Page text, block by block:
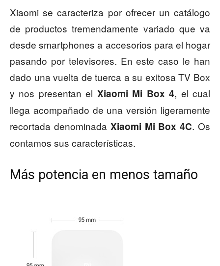
Xiaomi se caracteriza por ofrecer un catálogo
de productos tremendamente variado que va
desde smartphones a accesorios para el hogar
pasando por televisores. En este caso le han
dado una vuelta de tuerca a su exitosa TV Box
y nos presentan el Xiaomi Mi Box 4, el cual
llega acompañado de una versión ligeramente
recortada denominada Xiaomi Mi Box 4C. Os
contamos sus características.
Más potencia en menos tamaño